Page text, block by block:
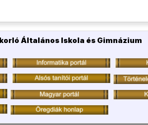
Általános Iskola és Gimnázium